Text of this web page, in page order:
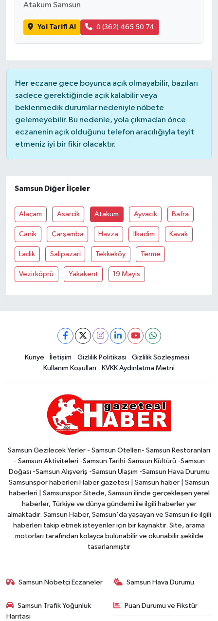
Atakum Samsun
Yol Tarifi Al 0 (362) 465 50 74
Her eczane gece boyunca açık olmayabilir, bazıları
sadece gerektiğinde açık kalabilir veya
beklenmedik durumlar nedeniyle nöbete
gelemeyebilir. Bu nedenle, yola çıkmadan önce
eczanenin açık olduğunu telefon aracılığıyla teyit
etmeniz iyi bir fikir olacaktır.
Samsun Diğer İlçeler
Alaçam Asarcik Atakum Ayvacik Bafra
Canik Çarşamba Havza İlkadim Kavak
Ladik Salipazari Tekkeköy Terme
Vezirköprü Yakakent 19 Mayis
Künye İletişim Gizlilik Politikası
Gizlilik Sözleşmesi
Kullanım Koşulları
KVKK Aydınlatma Metni
Samsun Gezilecek Yerler - Samsun Otelleri- Samsun Restoranları
- Samsun Aktiviteleri -Samsun Tarihi-Samsun Kültürü -Samsun
Doğası -Samsun Alışveriş -Samsun Ulaşım -Samsun Hava Durumu
Samsunspor haberleri Haber gazetesi | Samsun haber | Samsun
haberleri | Samsunspor Sitede, Samsun ilinde gerçekleşen yerel
haberler, Türkiye ve dünya gündemi ile ilgili haberler yer
almaktadır. Samsun Haber, Samsun'da yaşayan ve Samsun ile ilgili
haberleri takip etmek isteyenler için bir kaynaktır. Site, arama
motorları tarafından kolayca bulunabilir ve okunabilir şekilde
tasarlanmıştır
Samsun Nöbetçi Eczaneler Samsun Hava Durumu
Samsun Trafik Yoğunluk
Haritası
Puan Durumu ve Fikstür